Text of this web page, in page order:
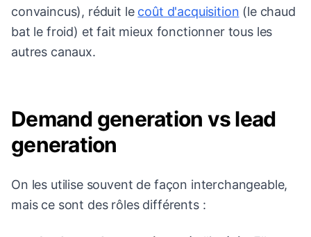
convaincus), réduit le coût d'acquisition (le chaud
bat le froid) et fait mieux fonctionner tous les
autres canaux.
Demand generation vs lead
generation
On les utilise souvent de façon interchangeable,
mais ce sont des rôles différents :